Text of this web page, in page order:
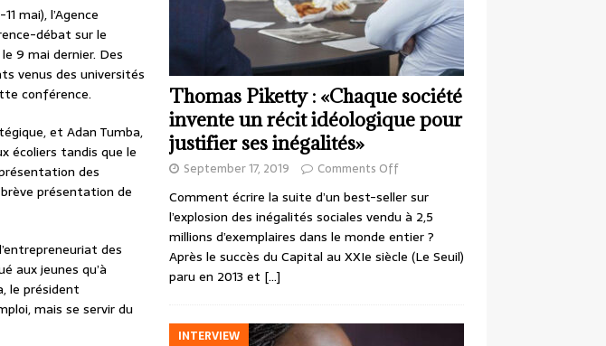
mai), l’Agence
débat sur le
9 mai dernier. Des
venus des universités
conférence.
et Adan Tumba,
écoliers tandis que le
des
présentation de
des
aux jeunes qu’à
le président
mais se servir du
Thomas Piketty : «Chaque société
invente un récit idéologique pour
justifier ses inégalités»
September 17, 2019 Comments Off
Comment écrire la suite d’un best-seller sur
l’explosion des inégalités sociales vendu à 2,5
millions d’exemplaires dans le monde entier ?
Après le succès du Capital au XXIe siècle (Le Seuil)
paru en 2013 et […]
INTERVIEW